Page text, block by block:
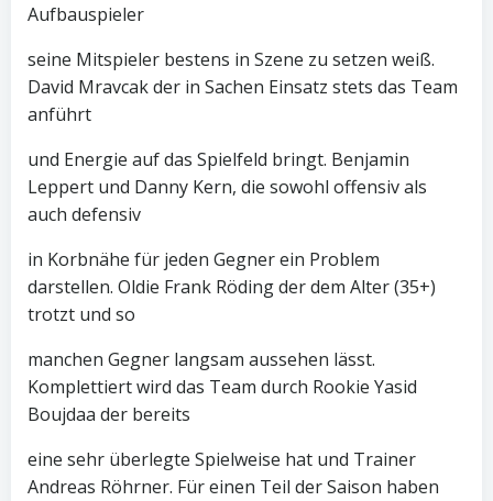
Aufbauspieler
seine Mitspieler bestens in Szene zu setzen weiß.
David Mravcak der in Sachen Einsatz stets das Team
anführt
und Energie auf das Spielfeld bringt. Benjamin
Leppert und Danny Kern, die sowohl offensiv als
auch defensiv
in Korbnähe für jeden Gegner ein Problem
darstellen. Oldie Frank Röding der dem Alter (35+)
trotzt und so
manchen Gegner langsam aussehen lässt.
Komplettiert wird das Team durch Rookie Yasid
Boujdaa der bereits
eine sehr überlegte Spielweise hat und Trainer
Andreas Röhrner. Für einen Teil der Saison haben